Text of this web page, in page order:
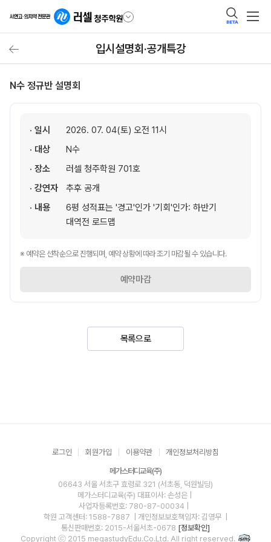
BETA
입시설명회·공개특강
N수 정규반 설명회
· 일시
2026. 07. 04(토) 오전 11시
· 대상
N수
· 장소
러셀 청주학원 701호
· 강연자
추후 공개
· 내용
6평 성적표는 '경고'인가 '기회'인가: 하반기
대역전 로드맵
※ 예약은 선착순으로 진행되며, 예약 상황에 따라 조기 마감될 수 있습니다.
예약마감
목록으로
로그인 회원가입 이용약관 개인정보처리방침
메가스터디교육(주)
06643 서울 서초구 효령로 321 (서초동, 덕원빌딩)
메가스터디교육(주) 대표이사: 손성은 |
사업자등록번호: 780-87-00034
학원 고객센터: 1588-7887
| 개인정보보호책임자: 김영무
통신판매번호: 2015-서울서초-0678 [정보확인]
Copyright ⓒ 2015 megastudyEdu.Co.Ltd. All right reserved.